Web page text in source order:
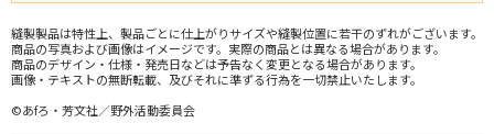
縫製製品は特性上、製品ごとに仕上がりサイズや縫製位置に若干のずれがございます。
商品の写真および画像はイメージです。実際の商品とは異なる場合があります。
商品のデザイン・仕様・発売日などは予告なく変更となる場合があります。
画像・テキストの無断転載、及びそれに準ずる行為を一切禁止いたします。
©あfろ・芳文社／野外活動委員会